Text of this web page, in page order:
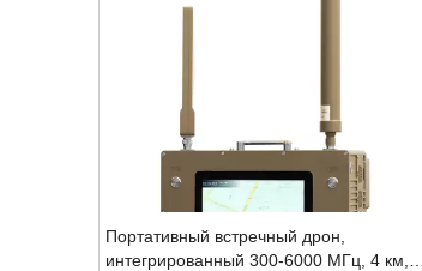
Портативный встречный дрон,
интегрированный 300-6000 МГц, 4 км,